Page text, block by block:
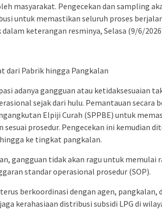
masyarakat. Pengecekan dan sampling
untuk memastikan seluruh proses
dalam keterangan resminya, Selasa (9/6/
dari Pabrik hingga Pangkalan
adanya gangguan atau ketidaksesuaian
sejak dari hulu. Pemantauan secara
Elpiji Curah (SPPBE) untuk
sesuai prosedur. Pengecekan ini kemudian
ke tingkat pangkalan.
gangguan tidak akan ragu untuk memulai
standar operasional prosedur (SOP).
berkoordinasi dengan agen, pangkalan,
kerahasiaan distribusi subsidi LPG di